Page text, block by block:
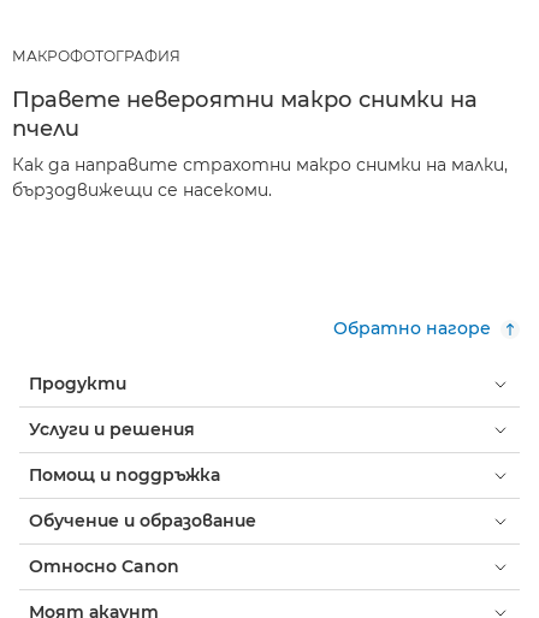
МАКРОФОТОГРАФИЯ
Правете невероятни макро снимки на
пчели
Как да направите страхотни макро снимки на малки,
бързодвижещи се насекоми.
Обратно нагоре
Продукти
Услуги и решения
Помощ и поддръжка
Обучение и образование
Относно Canon
Моят акаунт